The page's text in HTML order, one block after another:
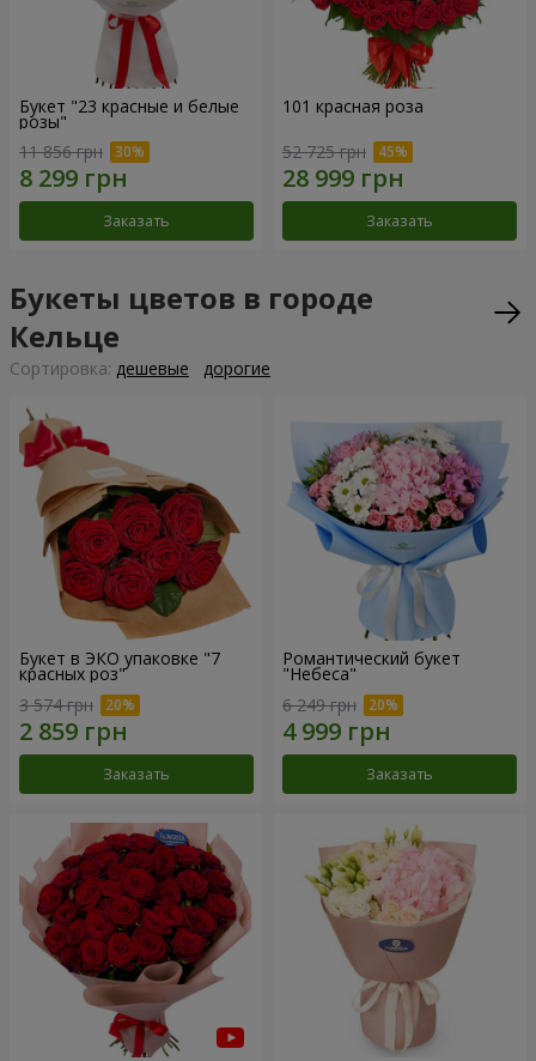
Букет "23 красные и белые
розы"
11 856 грн
Заказать
101 красная роза
52 725 грн
Заказать
Букеты цветов в городе
Кельце
Cортировка: дешевые дорогие
Букет в ЭКО упаковке "7
красных роз"
3 574 грн
Заказать
Романтический букет
"Небеса"
6 249 грн
Заказать